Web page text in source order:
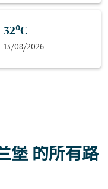
32°C
13/08/2026
堡 的所有路